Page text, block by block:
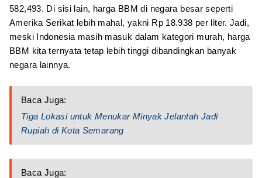
582,493. Di sisi lain, harga BBM di negara besar seperti
Amerika Serikat lebih mahal, yakni Rp 18.938 per liter. Jadi,
meski Indonesia masih masuk dalam kategori murah, harga
BBM kita ternyata tetap lebih tinggi dibandingkan banyak
negara lainnya.
Baca Juga:
Tiga Lokasi untuk Menukar Minyak Jelantah Jadi
Rupiah di Kota Semarang
Baca Juga: